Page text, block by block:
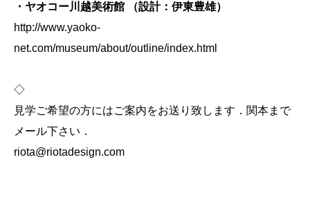
・ヤオコー川越美術館 （設計：伊東豊雄）
http://www.yaoko-
net.com/museum/about/outline/index.html
◇
見学ご希望の方にはご案内をお送り致します．関本まで
メール下さい．
riota@riotadesign.com